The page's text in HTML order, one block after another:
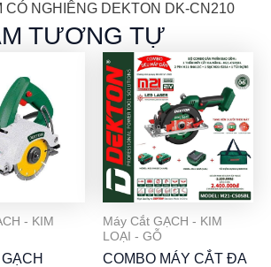
CÓ NGHIÊNG DEKTON DK-CN210
TƯƠNG TỰ
- KIM
Máy Cắt GẠCH - KIM
LOẠI - GỖ
COMBO MÁY CẮT ĐA